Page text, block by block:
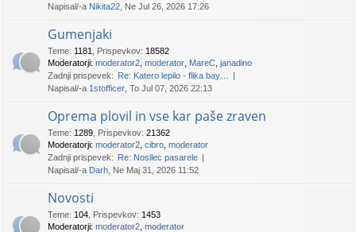
Napisal/-a Nikita22 , Ne Jul 26, 2026 17:26
Gumenjaki
Teme: 1181 Prispevkov: 18582
Moderatorji: moderator2 moderator MareC janadino
Zadnji prispevek: Re: Katero lepilo - flika bay…
Napisal/-a 1stofficer , To Jul 07, 2026 22:13
Oprema plovil in vse kar paše zraven
Teme: 1289 Prispevkov: 21362
Moderatorji: moderator2 cibro moderator
Zadnji prispevek: Re: Nosilec pasarele
Napisal/-a Darh , Ne Maj 31, 2026 11:52
Novosti
Teme: 104 Prispevkov: 1453
Moderatorji: moderator2 moderator